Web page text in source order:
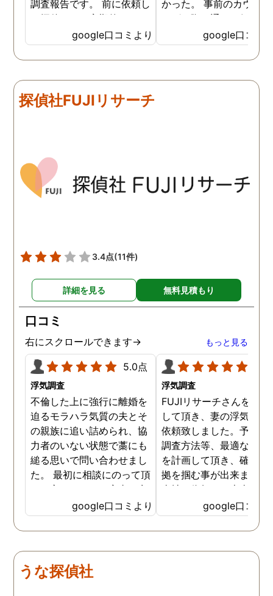
調査報告です。 前に依頼し
た探偵では、定期的にまと
めて報告がくる為なかなか
実際の現状を把握するのが
難しかったですが、ここは
来ていました。 担当の人も
丁寧で報告内容もわかりや
google口コミより
かった。 事前のカウン
ングの際の通りの価格で
途中での追加料金なども
く安心してお任せできた
由のひとつ。 かと言っ
く、むしろ期待以上に細
google口コミ
探偵社FUJIリサーチ
3.4点(11件)
詳細を見る 無料見積もり
口コミ
右にスクロールできます→ もっと見る
5.0点
浮気調査
不倫した上に強行に離婚を
迫るモラハラ気質の夫とそ
の親族に追い詰められ、協
力者のいない状態で藁にも
縋る思いで問い合わせまし
た。 最初に相談にのって頂
いた方も、とても率直に意
見を言っていただき、また
費用面も正直に答えていた
だき、私の望む結果を得る
言えないですが、それでも
少しでも低く抑えるアドバ
google口コミより
浮気調査
FUJIリサーチさんをご紹
して頂き、妻の浮気調査
依頼致しました。予算か
調査方法等、最適なやり
を計画して頂き、確実な
拠を掴む事が出来ました
当社に依頼して本当に良
ったと実感しております
依頼中にはいろいろな相
も聞いて頂き、救われる
謝しております。 私と
google口コミ
うな探偵社